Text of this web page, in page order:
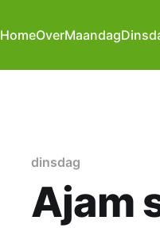
HomeOverMaandag
dinsdag
Ajam